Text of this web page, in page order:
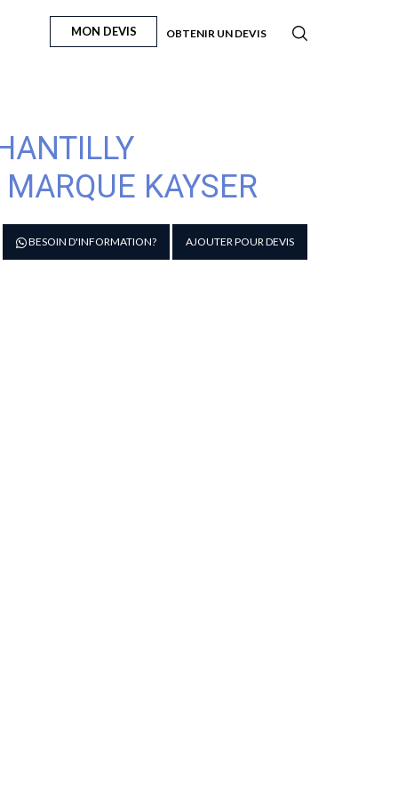
MON DEVIS OBTENIR UN DEVIS
KAYSER
BESOIN D'INFORMATION? AJOUTER POUR DEVIS